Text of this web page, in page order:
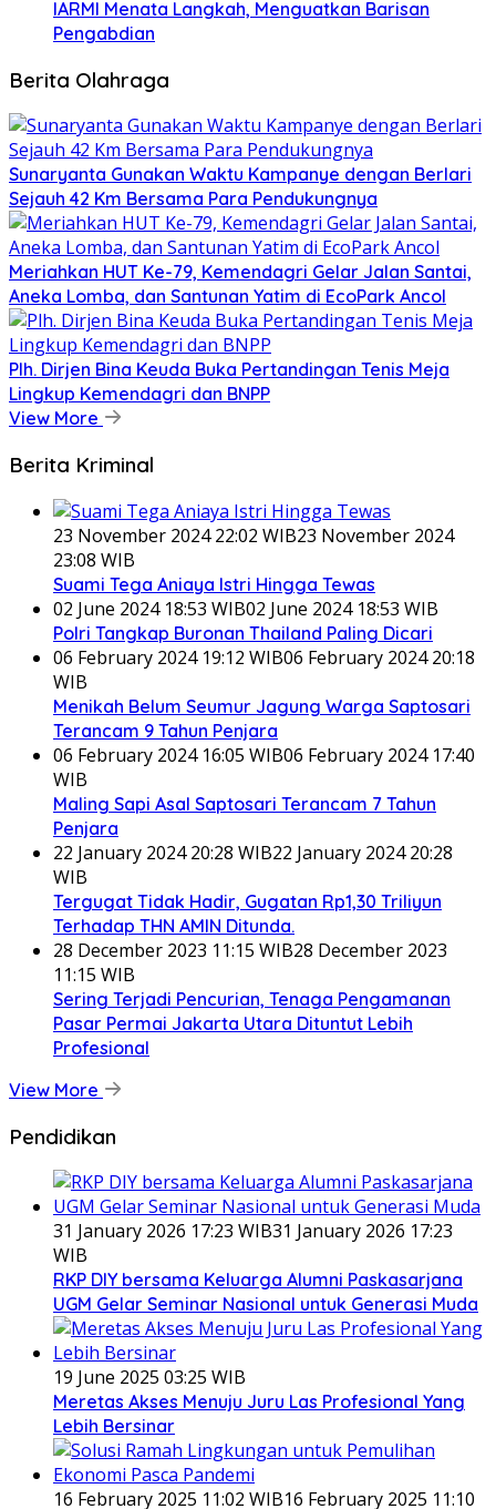
IARMI Menata Langkah, Menguatkan Barisan
Pengabdian
Berita Olahraga
Sunaryanta Gunakan Waktu Kampanye dengan Berlari
Sejauh 42 Km Bersama Para Pendukungnya
Meriahkan HUT Ke-79, Kemendagri Gelar Jalan Santai,
Aneka Lomba, dan Santunan Yatim di EcoPark Ancol
Plh. Dirjen Bina Keuda Buka Pertandingan Tenis Meja
Lingkup Kemendagri dan BNPP
View More
Berita Kriminal
23 November 2024 22:02 WIB23 November 2024
23:08 WIB
Suami Tega Aniaya Istri Hingga Tewas
02 June 2024 18:53 WIB02 June 2024 18:53 WIB
Polri Tangkap Buronan Thailand Paling Dicari
06 February 2024 19:12 WIB06 February 2024 20:18
WIB
Menikah Belum Seumur Jagung Warga Saptosari
Terancam 9 Tahun Penjara
06 February 2024 16:05 WIB06 February 2024 17:40
WIB
Maling Sapi Asal Saptosari Terancam 7 Tahun
Penjara
22 January 2024 20:28 WIB22 January 2024 20:28
WIB
Tergugat Tidak Hadir, Gugatan Rp1,30 Triliyun
Terhadap THN AMIN Ditunda.
28 December 2023 11:15 WIB28 December 2023
11:15 WIB
Sering Terjadi Pencurian, Tenaga Pengamanan
Pasar Permai Jakarta Utara Dituntut Lebih
Profesional
View More
Pendidikan
31 January 2026 17:23 WIB31 January 2026 17:23
WIB
RKP DIY bersama Keluarga Alumni Paskasarjana
UGM Gelar Seminar Nasional untuk Generasi Muda
19 June 2025 03:25 WIB
Meretas Akses Menuju Juru Las Profesional Yang
Lebih Bersinar
16 February 2025 11:02 WIB16 February 2025 11:10